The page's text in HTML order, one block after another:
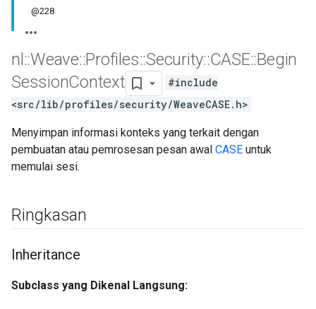
@228
nl ::Weave::Profiles::Security::CASE::Begin
SessionContext
#include
<src/lib/profiles/security/WeaveCASE.h>
Menyimpan informasi konteks yang terkait dengan
pembuatan atau pemrosesan pesan awal CASE untuk
memulai sesi.
Ringkasan
Inheritance
Subclass yang Dikenal Langsung: